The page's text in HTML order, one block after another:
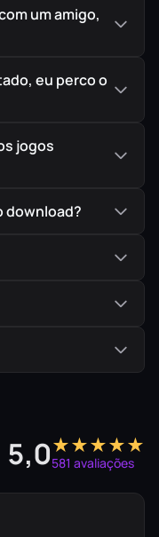
comprados
Oficial da Sony,
possível para
um amigo,
eu perco o
jogos
download?
5,0★★★★★
581 avaliações